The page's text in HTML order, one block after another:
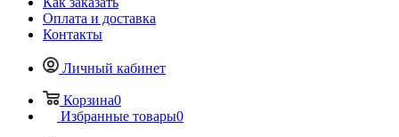
Оплата и доставка
Контакты
Личный кабинет
Корзина0
Избранные товары0